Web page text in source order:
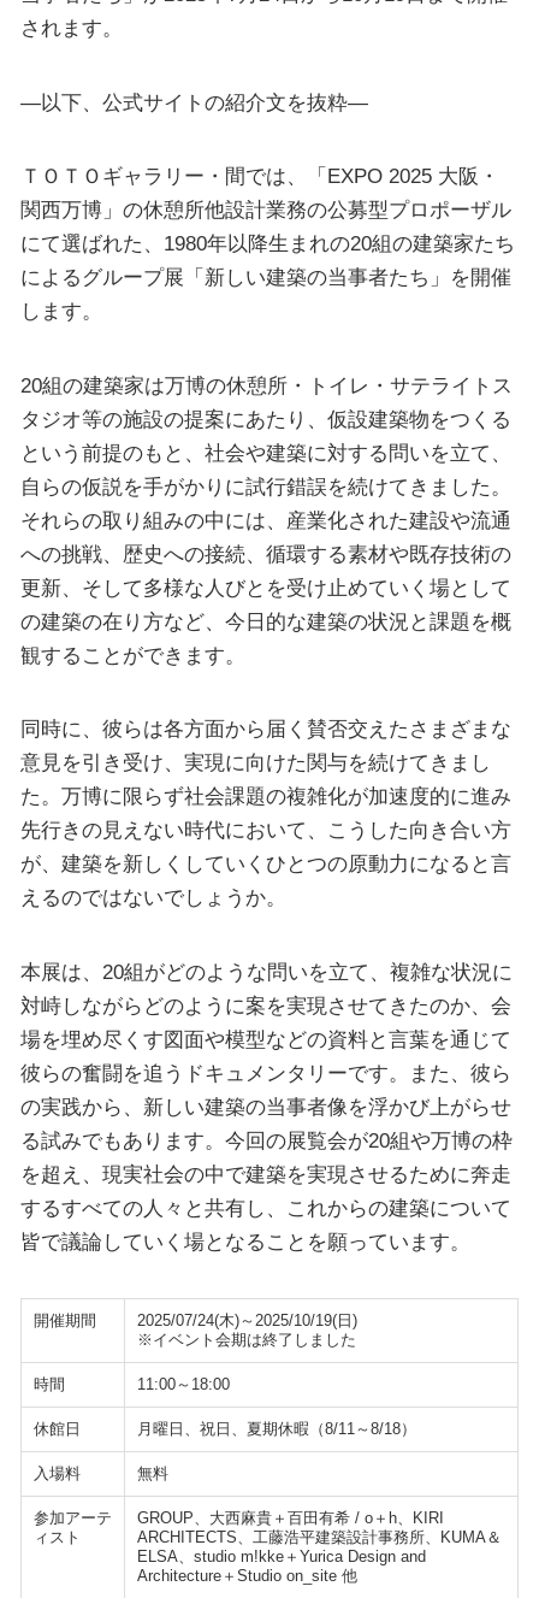
されます。
—以下、公式サイトの紹介文を抜粋—
ＴＯＴＯギャラリー・間では、「EXPO 2025 大阪・
関西万博」の休憩所他設計業務の公募型プロポーザル
にて選ばれた、1980年以降生まれの20組の建築家たち
によるグループ展「新しい建築の当事者たち」を開催
します。
20組の建築家は万博の休憩所・トイレ・サテライトス
タジオ等の施設の提案にあたり、仮設建築物をつくる
という前提のもと、社会や建築に対する問いを立て、
自らの仮説を手がかりに試行錯誤を続けてきました。
それらの取り組みの中には、産業化された建設や流通
への挑戦、歴史への接続、循環する素材や既存技術の
更新、そして多様な人びとを受け止めていく場として
の建築の在り方など、今日的な建築の状況と課題を概
観することができます。
同時に、彼らは各方面から届く賛否交えたさまざまな
意見を引き受け、実現に向けた関与を続けてきまし
た。万博に限らず社会課題の複雑化が加速度的に進み
先行きの見えない時代において、こうした向き合い方
が、建築を新しくしていくひとつの原動力になると言
えるのではないでしょうか。
本展は、20組がどのような問いを立て、複雑な状況に
対峙しながらどのように案を実現させてきたのか、会
場を埋め尽くす図面や模型などの資料と言葉を通じて
彼らの奮闘を追うドキュメンタリーです。また、彼ら
の実践から、新しい建築の当事者像を浮かび上がらせ
る試みでもあります。今回の展覧会が20組や万博の枠
を超え、現実社会の中で建築を実現させるために奔走
するすべての人々と共有し、これからの建築について
皆で議論していく場となることを願っています。
開催期間
2025/07/24(木)～2025/10/19(日)
※イベント会期は終了しました
時間 11:00～18:00
休館日 月曜日、祝日、夏期休暇（8/11～8/18）
入場料 無料
参加アーテ
ィスト
GROUP、大西麻貴＋百田有希 / o＋h、KIRI
ARCHITECTS、工藤浩平建築設計事務所、KUMA＆
ELSA、studio m!kke＋Yurica Design and
Architecture＋Studio on_site 他